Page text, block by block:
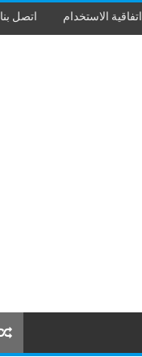
اتفاقية الاستخدام اتصل بنا Contact